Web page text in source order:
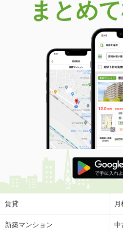
価 格
4.50万円
鳥取県米
23.72m²
間取り
1K
鳥取県米子市両三柳
価 格
3.30万円
住 所
鳥取県米子
専有面積 26.08m²
間取り
1K
鳥取県米子市両三柳
価 格
3万円
住 所
鳥取県米子
専有面積
鳥取県東伯郡湯梨浜町大字門田
まとめ
賃貸
新築マンション 中